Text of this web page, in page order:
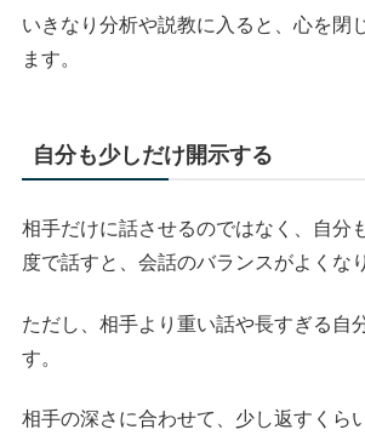
いきなり分析や説教に入ると、心を閉
ます。
自分も少しだけ開示する
相手だけに話させるのではなく、自分
度で話すと、会話のバランスがよくな
ただし、相手より重い話や長すぎる自
す。
相手の深さに合わせて、少し返すくら